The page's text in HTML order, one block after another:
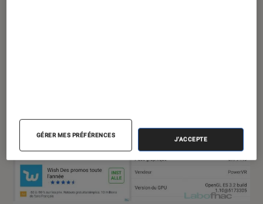
GÉRER MES PRÉFÉRENCES
J'ACCEPTE